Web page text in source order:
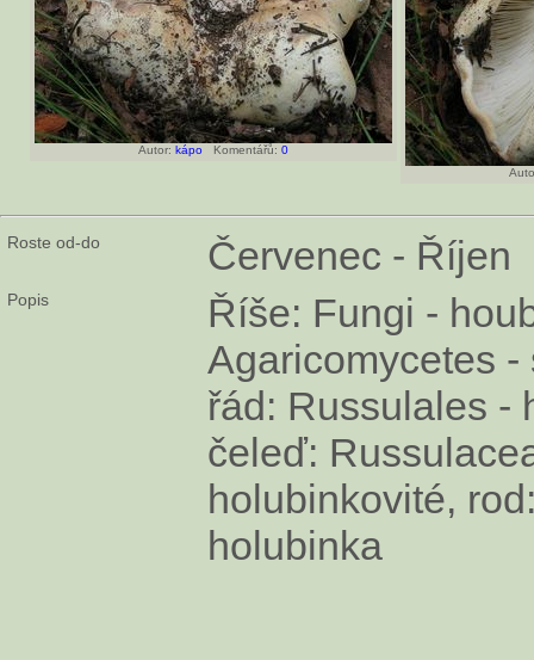
Autor: kápo Komentářů: 0
Roste od-do Červenec - Říjen
Popis
Říše: Fungi -
Agaricomycetes
řád: Russulales -
čeleď:
holubinkovité,
holubinka